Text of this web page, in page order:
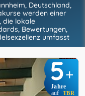
Deutschland,
werden einer
die lokale
Bewertungen,
umfasst
5+
Jahre
auf TBR